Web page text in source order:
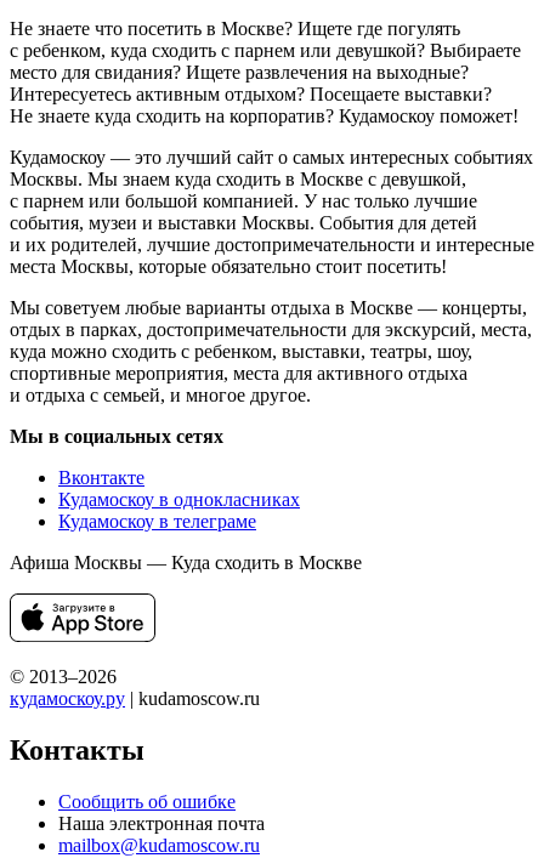
Не знаете что посетить в Москве? Ищете где погулять
с ребенком, куда сходить с парнем или девушкой? Выбираете
место для свидания? Ищете развлечения на выходные?
Интересуетесь активным отдыхом? Посещаете выставки?
Не знаете куда сходить на корпоратив? Кудамоскоу поможет!
Кудамоскоу — это лучший сайт о самых интересных событиях
Москвы. Мы знаем куда сходить в Москве с девушкой,
с парнем или большой компанией. У нас только лучшие
события, музеи и выставки Москвы. События для детей
и их родителей, лучшие достопримечательности и интересные
места Москвы, которые обязательно стоит посетить!
Мы советуем любые варианты отдыха в Москве — концерты,
отдых в парках, достопримечательности для экскурсий, места,
куда можно сходить с ребенком, выставки, театры, шоу,
спортивные мероприятия, места для активного отдыха
и отдыха с семьей, и многое другое.
Мы в социальных сетях
Вконтакте
Кудамоскоу в однокласниках
Кудамоскоу в телеграме
Афиша Москвы — Куда сходить в Москве
© 2013–2026
кудамоскоу.ру | kudamoscow.ru
Контакты
Сообщить об ошибке
Наша электронная почта
mailbox@kudamoscow.ru